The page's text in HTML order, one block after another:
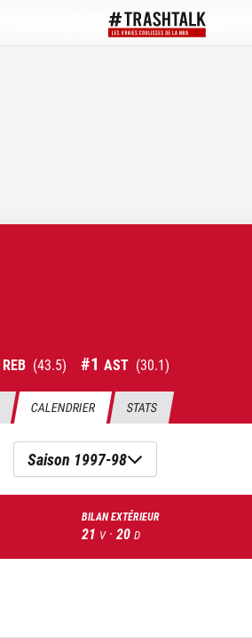
REB (43.5) #1 AST (30.1)
CALENDRIER STATS
Saison 1997-98
BILAN EXTÉRIEUR
21 V · 20 D